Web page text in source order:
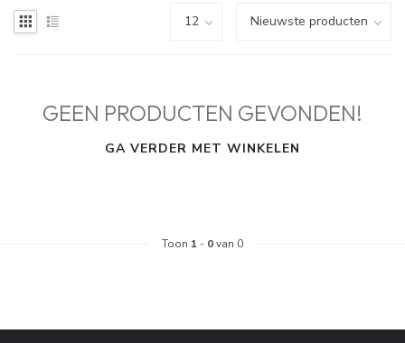
GEEN PRODUCTEN GEVONDEN!
GA VERDER MET WINKELEN
Toon 1 - 0van 0